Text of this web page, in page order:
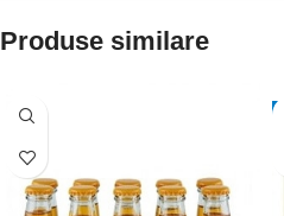
Produse similare